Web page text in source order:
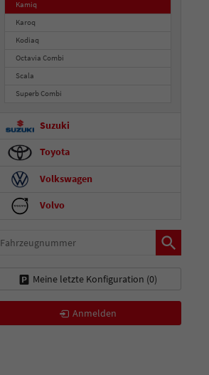
Kamiq
Karoq
Kodiaq
Octavia Combi
Scala
Superb Combi
Suzuki
Toyota
Volkswagen
Volvo
Fahrzeugnummer
Meine letzte Konfiguration (0)
Anmelden